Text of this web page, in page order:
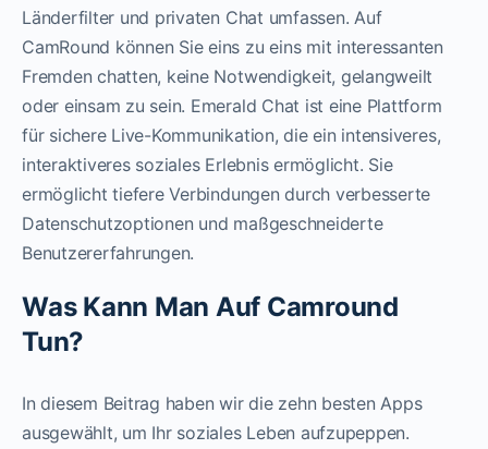
Länderfilter und privaten Chat umfassen. Auf
CamRound können Sie eins zu eins mit interessanten
Fremden chatten, keine Notwendigkeit, gelangweilt
oder einsam zu sein. Emerald Chat ist eine Plattform
für sichere Live-Kommunikation, die ein intensiveres,
interaktiveres soziales Erlebnis ermöglicht. Sie
ermöglicht tiefere Verbindungen durch verbesserte
Datenschutzoptionen und maßgeschneiderte
Benutzererfahrungen.
Was Kann Man Auf Camround
Tun?
In diesem Beitrag haben wir die zehn besten Apps
ausgewählt, um Ihr soziales Leben aufzupeppen.